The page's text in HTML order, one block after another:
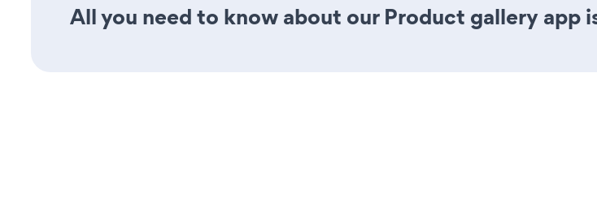
All you need to know about our Product gallery app